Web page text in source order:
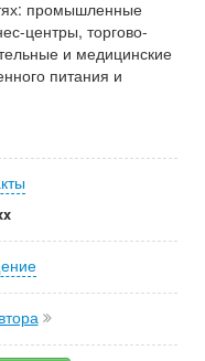
промышленные
центры, торгово-
и медицинские
питания и